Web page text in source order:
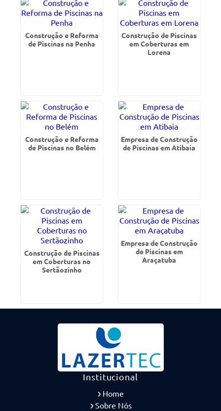
Construção e Reforma
de Piscinas na Penha
Construção de Piscinas
em Coberturas em
Lorena
Construção e Reforma
de Piscinas no Belém
Empresa de Construção
de Piscinas em Atibaia
Construção de Piscinas
em Coberturas no
Sertãozinho
Empresa de Construção
de Piscinas em
Araçatuba
Institucional
Home
Sobre Nós